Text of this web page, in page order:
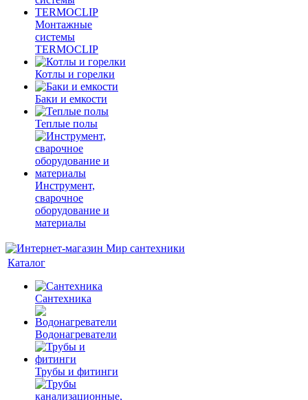
Монтажные
системы
TERMOCLIP
Котлы и горелки
Баки и емкости
Теплые полы
Инструмент,
сварочное
оборудование и
материалы
Каталог
Сантехника
Водонагреватели
Трубы и фитинги